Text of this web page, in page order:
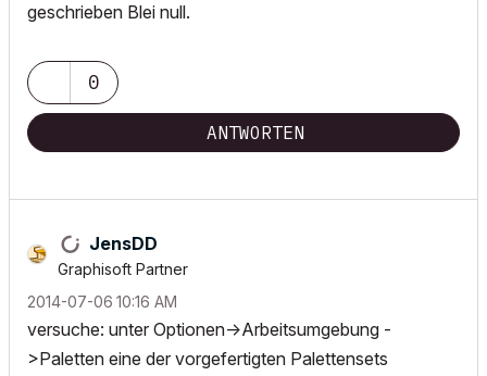
geschrieben Blei null.
0
ANTWORTEN
JensDD
Graphisoft Partner
‎2014-07-06 10:16 AM
versuche: unter Optionen->Arbeitsumgebung -
>Paletten eine der vorgefertigten Palettensets